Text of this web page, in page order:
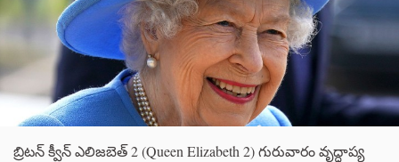
బ్రిటన్ క్వీన్‌ ఎలిజబెత్‌ 2 (Queen Elizabeth 2) గురువారం వృద్ధాప్య